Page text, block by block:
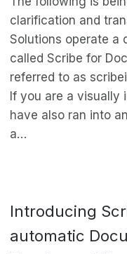
clarification and
Solutions operate a
called Scribe for
referred to as
If you are a visually
have also ran into
a…
Introducing
automatic